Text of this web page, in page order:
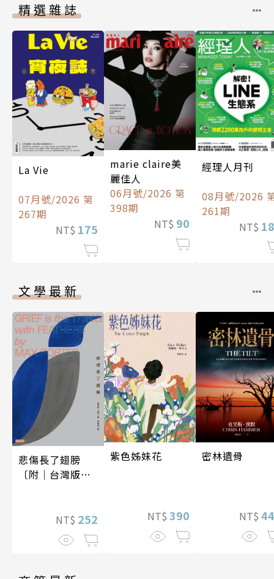
精選雜誌
La Vie
07月號/2026 第
267期
NT$ 175
marie claire美
麗佳人
06月號/2026 第
398期
NT$ 90
經理人月刊
08月號/2026
261期
NT$
文學最新
悲傷長了翅膀
〔附｜台灣版獨
NT$ 252
紫色姊妹花
NT$ 390
密林遺骨
NT$